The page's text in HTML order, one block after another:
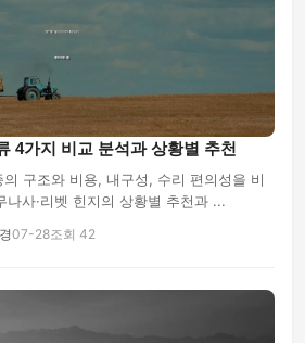
4가지 비교 분석과 상황별 추천
구조와 비용, 내구성, 수리 편의성을 비
나사·리벳 힌지의 상황별 추천과 ...
07-28조회 42